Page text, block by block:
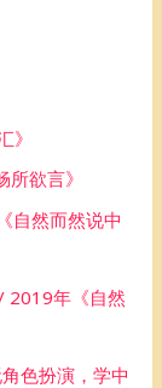
》
欲言》
自然而然说中
年《自然
色扮演，学中